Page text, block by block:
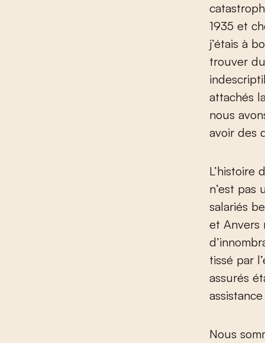
1935 et
j’étais à
trouver
attachés
nous
avoir des
L’histoire
n’est pas
salariés
et Anvers
tissé par
assurés
Nous